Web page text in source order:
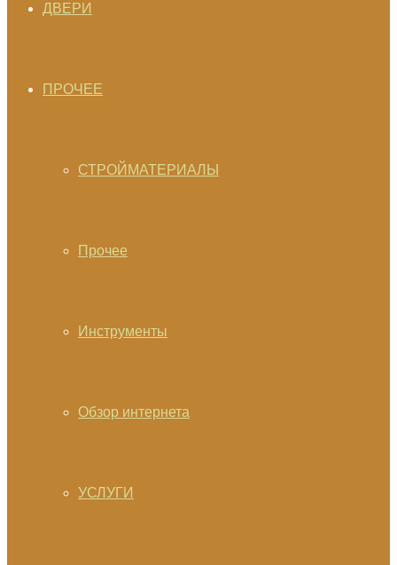
ДВЕРИ
ПРОЧЕЕ
СТРОЙМАТЕРИАЛЫ
Прочее
Инструменты
Обзор интернета
УСЛУГИ